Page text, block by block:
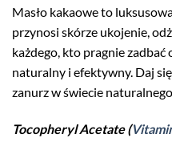
Masło kakaowe to
przynosi skórze ukojenie,
każdego, kto pragnie zadbać
naturalny i efektywny. Daj
zanurz w świecie
Tocopheryl Acetate (